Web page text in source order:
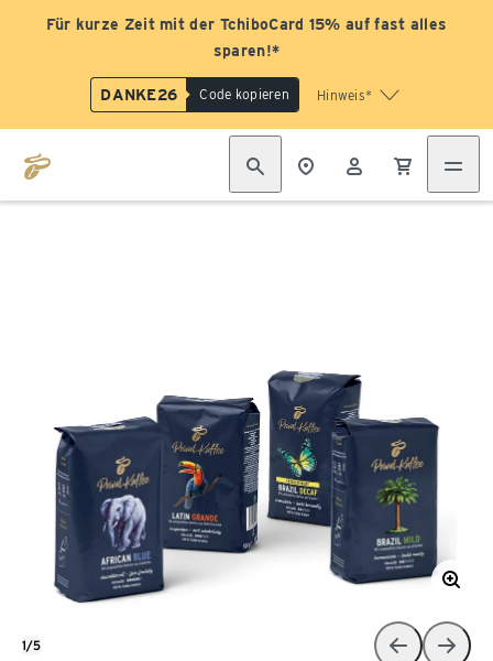
Für kurze Zeit mit der TchiboCard 15% auf fast alles
sparen!*
DANKE26 Code kopieren Hinweis*
1/5